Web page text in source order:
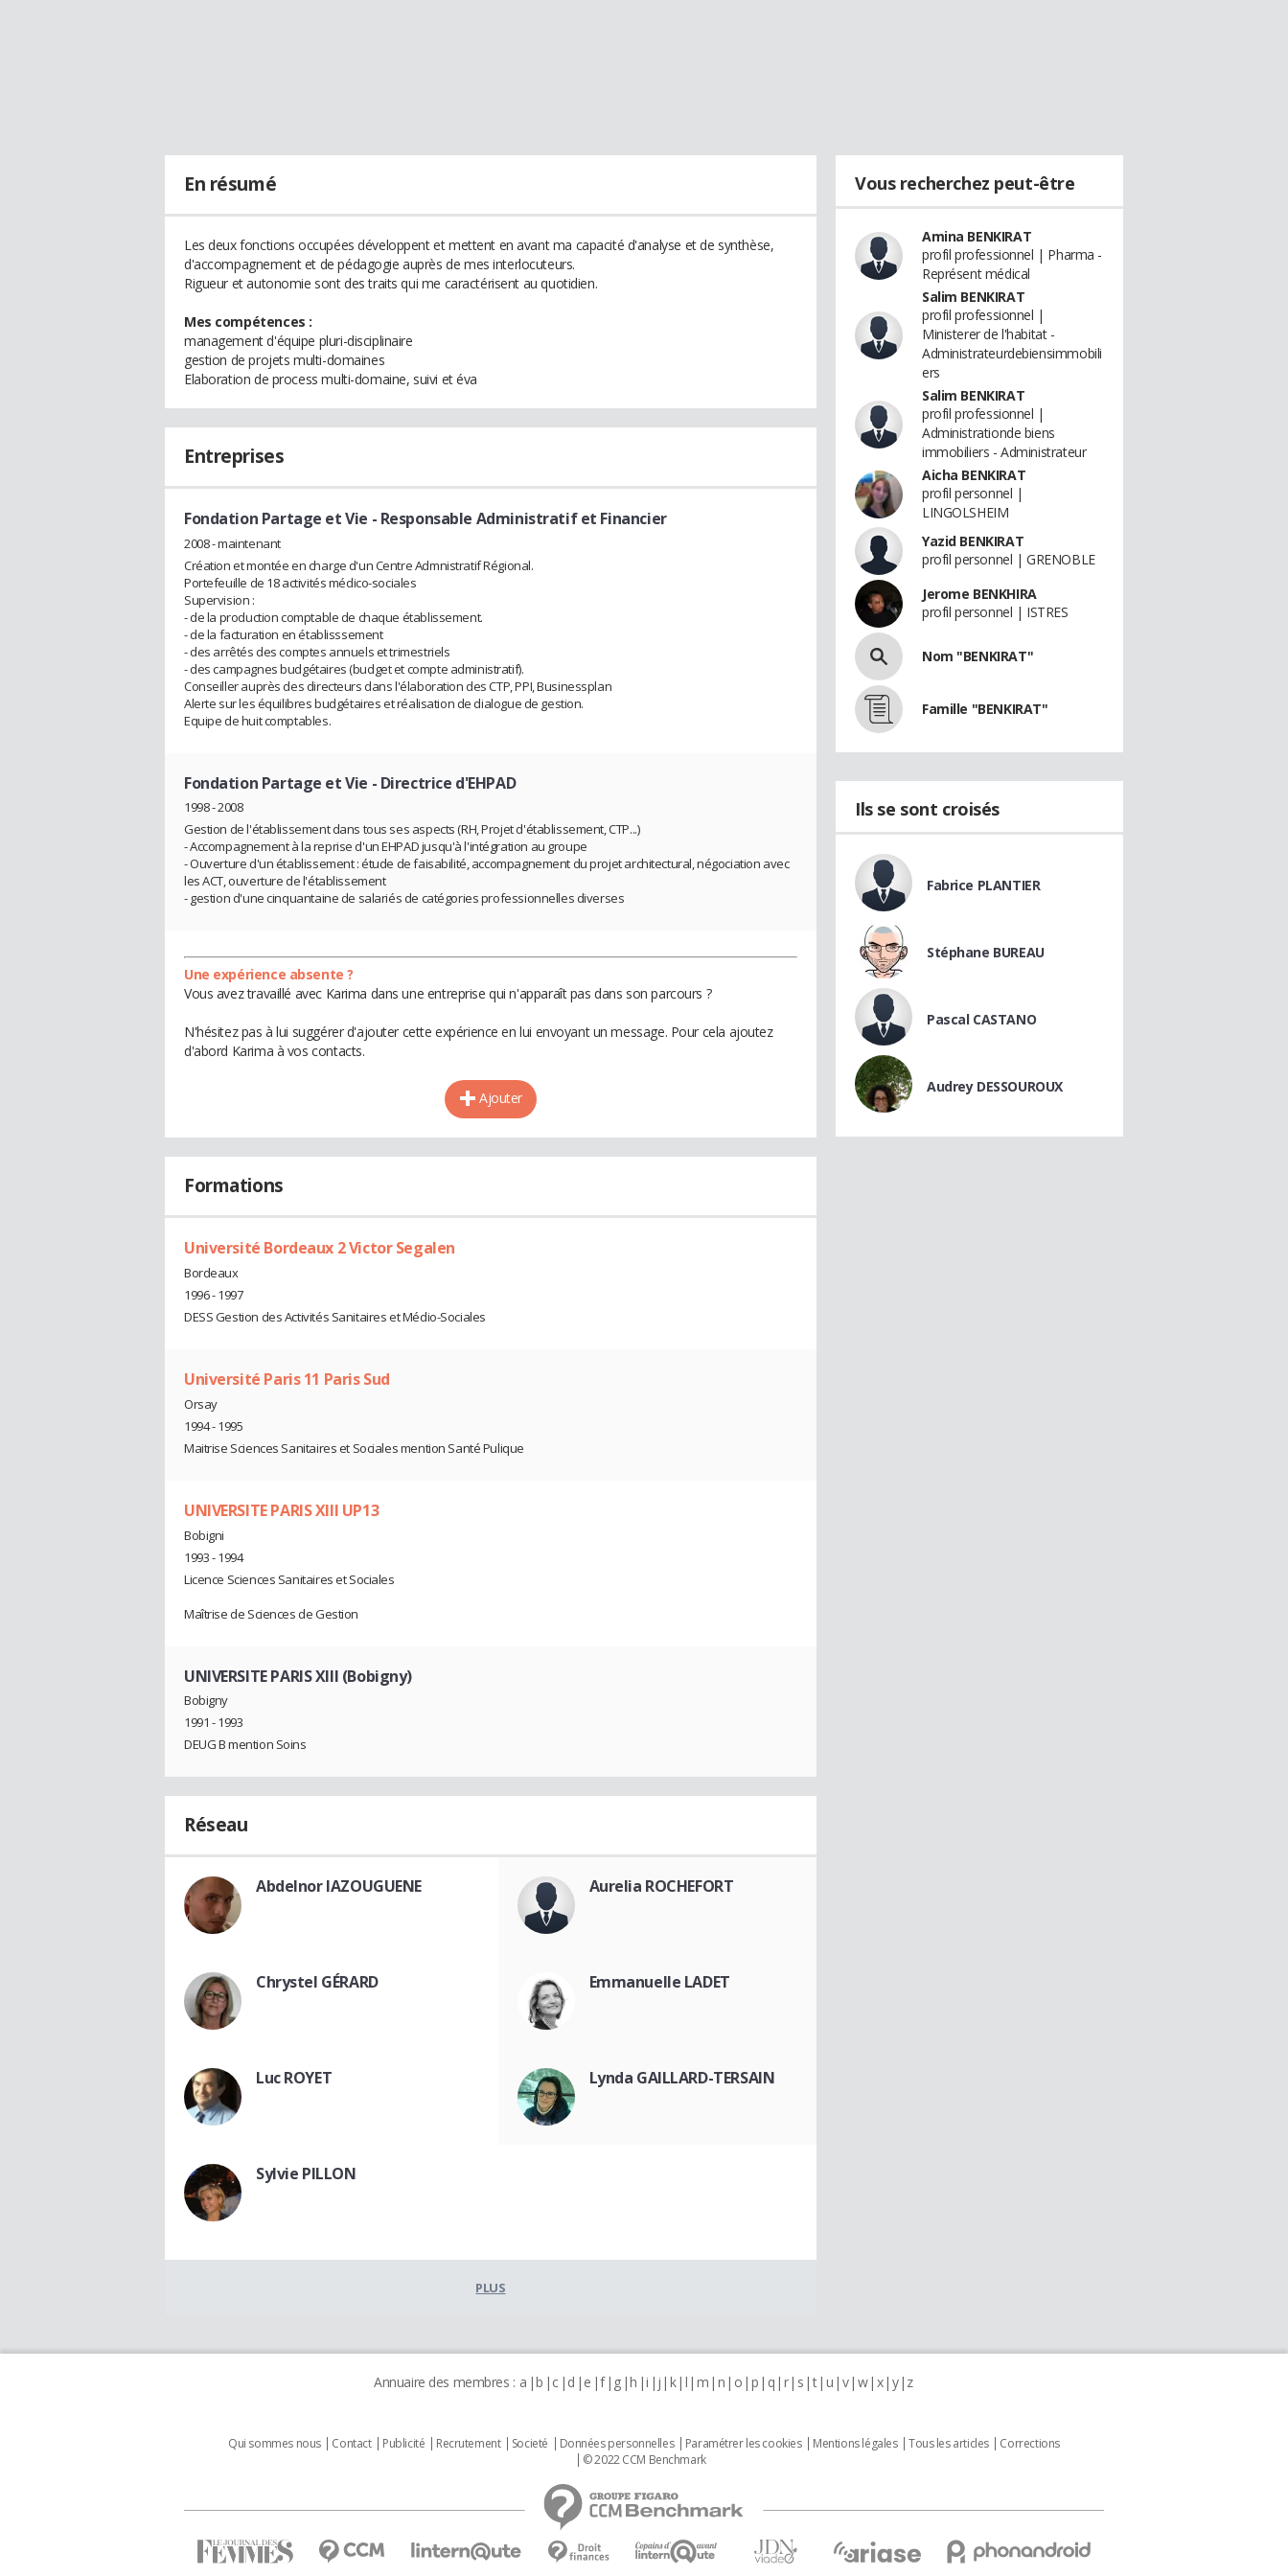
En résumé
Les deux fonctions occupées développent et mettent en avant ma capacité d'analyse et de synthèse,
d'accompagnement et de pédagogie auprès de mes interlocuteurs.
Rigueur et autonomie sont des traits qui me caractérisent au quotidien.
Mes compétences :
management d'équipe pluri-disciplinaire
gestion de projets multi-domaines
Elaboration de process multi-domaine, suivi et éva
Entreprises
Fondation Partage et Vie - Responsable Administratif et Financier
2008 - maintenant
Création et montée en charge d'un Centre Admnistratif Régional.
Portefeuille de 18 activités médico-sociales
Supervision :
- de la production comptable de chaque établissement.
- de la facturation en établisssement
- des arrêtés des comptes annuels et trimestriels
- des campagnes budgétaires (budget et compte administratif).
Conseiller auprès des directeurs dans l'élaboration des CTP, PPI, Businessplan
Alerte sur les équilibres budgétaires et réalisation de dialogue de gestion.
Equipe de huit comptables.
Fondation Partage et Vie - Directrice d'EHPAD
1998 - 2008
Gestion de l'établissement dans tous ses aspects (RH, Projet d'établissement, CTP...)
- Accompagnement à la reprise d'un EHPAD jusqu'à l'intégration au groupe
- Ouverture d'un établissement : étude de faisabilité, accompagnement du projet architectural, négociation avec
les ACT, ouverture de l'établissement
- gestion d'une cinquantaine de salariés de catégories professionnelles diverses
Une expérience absente ?
Vous avez travaillé avec Karima dans une entreprise qui n'apparaît pas dans son parcours ?
N'hésitez pas à lui suggérer d'ajouter cette expérience en lui envoyant un message. Pour cela ajoutez
d'abord Karima à vos contacts.
Ajouter
Formations
Université Bordeaux 2 Victor Segalen
Bordeaux
1996 - 1997
DESS Gestion des Activités Sanitaires et Médio-Sociales
Université Paris 11 Paris Sud
Orsay
1994 - 1995
Maitrise Sciences Sanitaires et Sociales mention Santé Pulique
UNIVERSITE PARIS XIII UP13
Bobigni
1993 - 1994
Licence Sciences Sanitaires et Sociales
Maîtrise de Sciences de Gestion
UNIVERSITE PARIS XIII (Bobigny)
Bobigny
1991 - 1993
DEUG B mention Soins
Réseau
Abdelnor IAZOUGUENE Aurelia ROCHEFORT
Chrystel GÉRARD Emmanuelle LADET
Luc ROYET Lynda GAILLARD-TERSAIN
Sylvie PILLON
PLUS
Vous recherchez peut-être
Amina BENKIRAT
profil professionnel | Pharma -
Représent médical
Salim BENKIRAT
profil professionnel |
Ministerer de l'habitat -
Administrateurdebiensimmobili
ers
Salim BENKIRAT
profil professionnel |
Administrationde biens
immobiliers - Administrateur
Aicha BENKIRAT
profil personnel |
LINGOLSHEIM
Yazid BENKIRAT
profil personnel | GRENOBLE
Jerome BENKHIRA
profil personnel | ISTRES
Nom "BENKIRAT"
Famille "BENKIRAT"
Ils se sont croisés
Fabrice PLANTIER
Stéphane BUREAU
Pascal CASTANO
Audrey DESSOUROUX
Annuaire des membres : a b c d e f g h i j k l m n o p q r s t u v w x y z
Qui sommes nous Contact Publicité Recrutement Societé Données personnelles Paramétrer les cookies Mentions légales Tous les articles
Corrections
© 2022 CCM Benchmark